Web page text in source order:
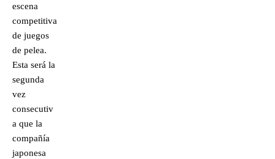
escena
competitiva
de juegos
de pelea.
Esta será la
segunda
vez
consecutiv
a que la
compañía
japonesa